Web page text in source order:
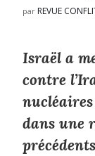
par REVUE
Israël a
contre
dans une